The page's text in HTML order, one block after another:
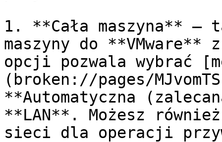
1. **Cała maszyna** —
maszyny do
opcji pozwala wybrać
(broken://pages/
**Automatyczna
**LAN**. Możesz
sieci dla operacji